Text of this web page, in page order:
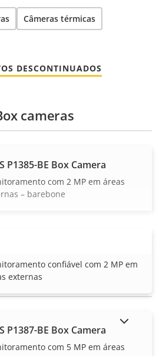
Câmeras térmicas
DESCONTINUADOS
VER MAIS
cameras
P1385-BE Box Camera
com 2 MP em áreas
– barebone
confiável com 2 MP em
externas
P1387-BE Box Camera
com 5 MP em áreas